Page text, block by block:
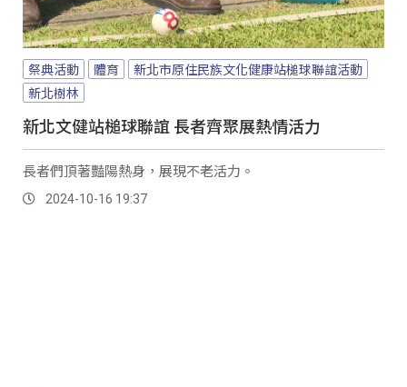
祭典活動 體育
新北市原住民族文化健康站槌球聯誼活動
新北樹林
新北文健站槌球聯誼 長者齊聚展熱情活力
長者們頂著豔陽熱身，展現不老活力。
2024-10-16 19:37